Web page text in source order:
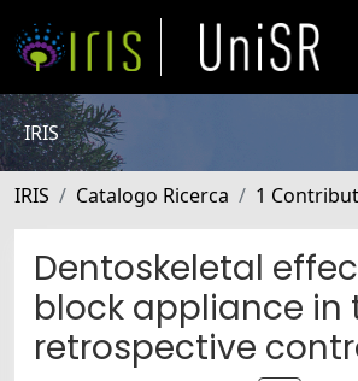
IRIS
IRIS Catalogo Ricerca 1
Dentoskeletal
block appliance in
retrospective